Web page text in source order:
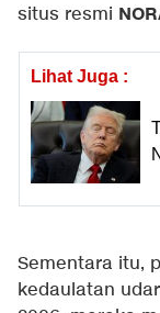
situs resmi
Lihat Juga :
Sementara itu,
kedaulatan